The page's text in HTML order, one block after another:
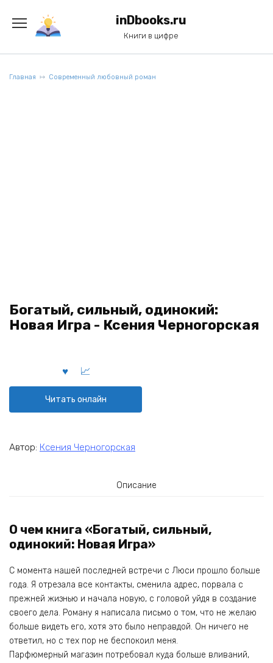
содержанию
inDbooks.ru
Книги в цифре
Главная Современный любовный роман
Богатый, сильный, одинокий:
Новая Игра - Ксения Черногорская
Читать онлайн
Автор: Ксения Черногорская
Описание
О чем книга «Богатый, сильный,
одинокий: Новая Игра»
С момента нашей последней встречи с Люси прошло больше
года. Я отрезала все контакты, сменила адрес, порвала с
прежней жизнью и начала новую, с головой уйдя в создание
своего дела. Роману я написала письмо о том, что не желаю
больше видеть его, хотя это было неправдой. Он ничего не
ответил, но с тех пор не беспокоил меня.
Парфюмерный магазин потребовал куда больше вливаний,